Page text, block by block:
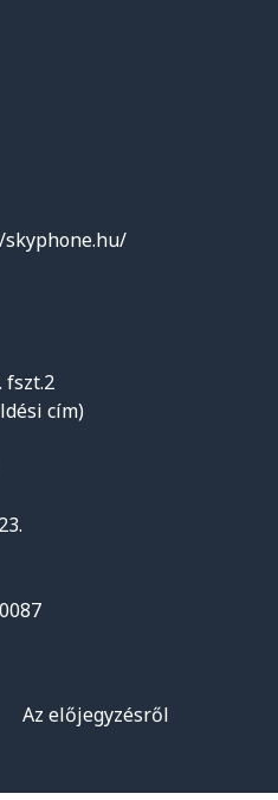
skyphone.hu/
fszt.2
cím)
Az előjegyzésről